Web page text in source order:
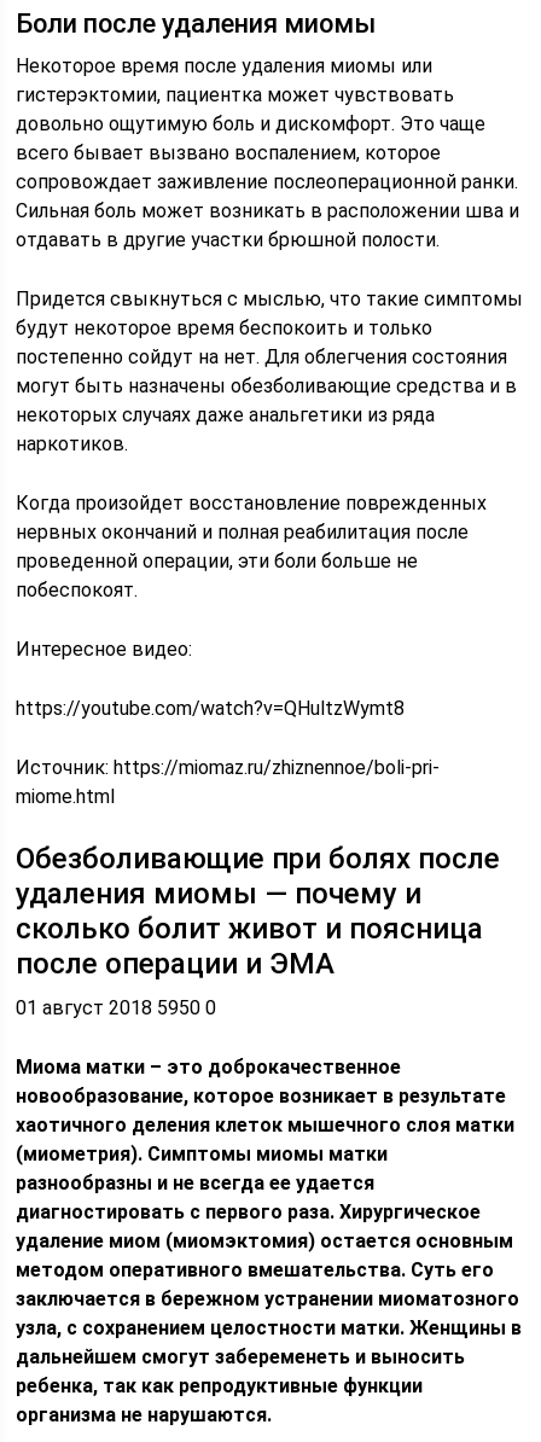
Боли после удаления миомы
Некоторое время после удаления миомы или
гистерэктомии, пациентка может чувствовать
довольно ощутимую боль и дискомфорт. Это чаще
всего бывает вызвано воспалением, которое
сопровождает заживление послеоперационной ранки.
Сильная боль может возникать в расположении шва и
отдавать в другие участки брюшной полости.
Придется свыкнуться с мыслью, что такие симптомы
будут некоторое время беспокоить и только
постепенно сойдут на нет. Для облегчения состояния
могут быть назначены обезболивающие средства и в
некоторых случаях даже анальгетики из ряда
наркотиков.
Когда произойдет восстановление поврежденных
нервных окончаний и полная реабилитация после
проведенной операции, эти боли больше не
побеспокоят.
Интересное видео:
https://youtube.com/watch?v=QHultzWymt8
Источник:https://miomaz.ru/zhiznennoe/boli-pri-
miome.html
Обезболивающие при болях после
удаления миомы — почему и
сколько болит живот и поясница
после операции и ЭМА
01 август 2018 5950 0
Миома матки – это доброкачественное
новообразование, которое возникает в результате
хаотичного деления клеток мышечного слоя матки
(миометрия). Симптомы миомы матки
разнообразны и не всегда ее удается
диагностировать с первого раза. Хирургическое
удаление миом (миомэктомия) остается основным
методом оперативного вмешательства. Суть его
заключается в бережном устранении миоматозного
узла, с сохранением целостности матки. Женщины в
дальнейшем смогут забеременеть и выносить
ребенка, так как репродуктивные функции
организма не нарушаются.